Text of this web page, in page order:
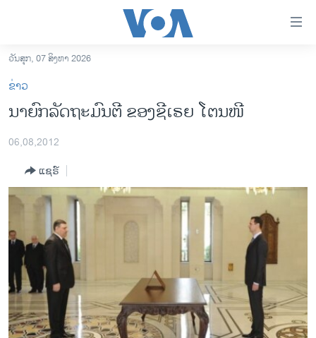
ເຂົ້າ
ຫາ
ຂ້າມ
ໄປ
ຊອກ
ຄົ້ນ
ການເລືອກຕັ້ງ ປະທານາທີບໍດີ ສະຫະລັດ 2024
ຂ່າວ​ຈີນ
ໂລກ
ເອເຊຍ
ອິດສະຫຼະພາບດ້ານການຂ່າວ
ຊີວິດຊາວລາວ
ຊຸມຊົນຊາວລາວ
ວິທະຍາສາດ-ເທັກໂນໂລຈີ
ວັນສຸກ, 07 ສິງຫາ 2026
ຂ່າວ
ນາຍົກລັດຖະມົນຕີ ຂອງຊີເຣຍ​ ​​ໂຕນ​ໜີ​
06,08,2012
ແຊຣ໌